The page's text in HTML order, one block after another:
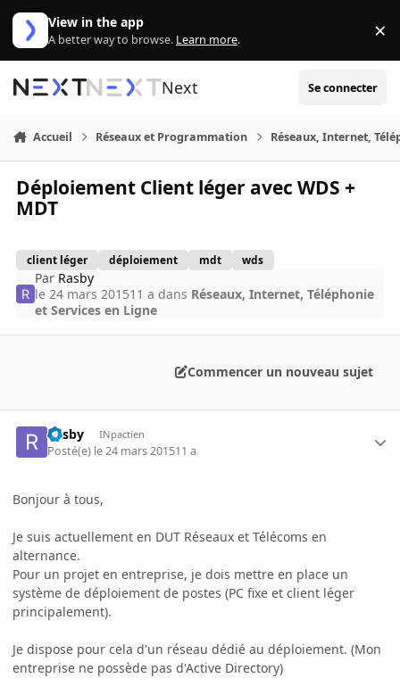
Aller au contenu
View in the app
A better way to browse. Learn more. ×
Next Se connecter
Accueil Réseaux et Programmation Réseaux, Internet,
Déploiement Client léger avec WDS +
MDT
client léger déploiement mdt wds
Par Rasby
le 24 mars 201511 a dans Réseaux, Internet, Téléphonie
et Services en Ligne
Commencer un nouveau sujet
Rasby INpactien
Posté(e) le 24 mars 201511 a
Bonjour à tous,
Je suis actuellement en DUT Réseaux et Télécoms en
alternance.
Pour un projet en entreprise, je dois mettre en place un
système de déploiement de postes (PC fixe et client léger
principalement).
Je dispose pour cela d'un réseau dédié au déploiement. (Mon
entreprise ne possède pas d'Active Directory)